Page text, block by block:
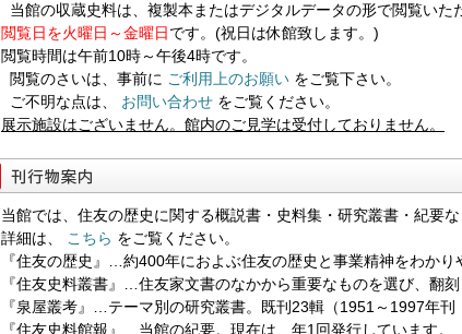
『住友史料館報』第55号を刊行いたしました。
詳しくは刊行物案内のページをご覧下さい。[2024/08/29]
本年よりあらたに公開する近世・近代史料の情報をリストに追加
詳しくは 収蔵史料のページをご覧下さい。
概要は『住友史料館報』第55号P331～P332にも記載致しており
ご利用の際は「刊行物案内」→
『泉屋叢考』につきましては、昭和26年（1951年）に1輯を刊
たが、頒布を終了することとなりました。 『泉屋叢考』の既刊
ジよりダウンロード出来るようただいま準備中です。
『住友史料館報』につきましては、価格改定を行いました。
史料閲覧につきましてはより多くの方にご利用頂けるよう 閲覧
た便利にお申し込み頂けるよう、8月22日よりメールフォームに
当館の収蔵史料は、複製本またはデジタルデータの形で閲覧いた
閲覧日を火曜日～金曜日です。(祝日は休館致します。)
閲覧時間は午前10時～午後4時です。
閲覧のさいは、事前に ご利用上のお願い をご覧下さい。
ご不明な点は、
お問い合わせ をご覧ください。
展示施設はございません。館内のご見学は受付しておりません。
当館では、住友の歴史に関する概説書・史料集・研究叢書・紀要な
詳細は、
こちら をご覧ください。
『住友の歴史』…約400年におよぶ住友の歴史と事業精神をわかり
『住友史料叢書』…住友家文書のなかから重要なものを選び、翻刻
『泉屋叢考』…テーマ別の研究叢書。既刊23輯（1951～1997年刊
『住友史料館報』…当館の紀要。現在は、年1回発行しています。